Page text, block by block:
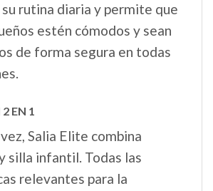
su rutina diaria y permite que
estén cómodos y sean
de forma segura en todas
EN 1
Salia Elite combina
silla infantil. Todas las
relevantes para la